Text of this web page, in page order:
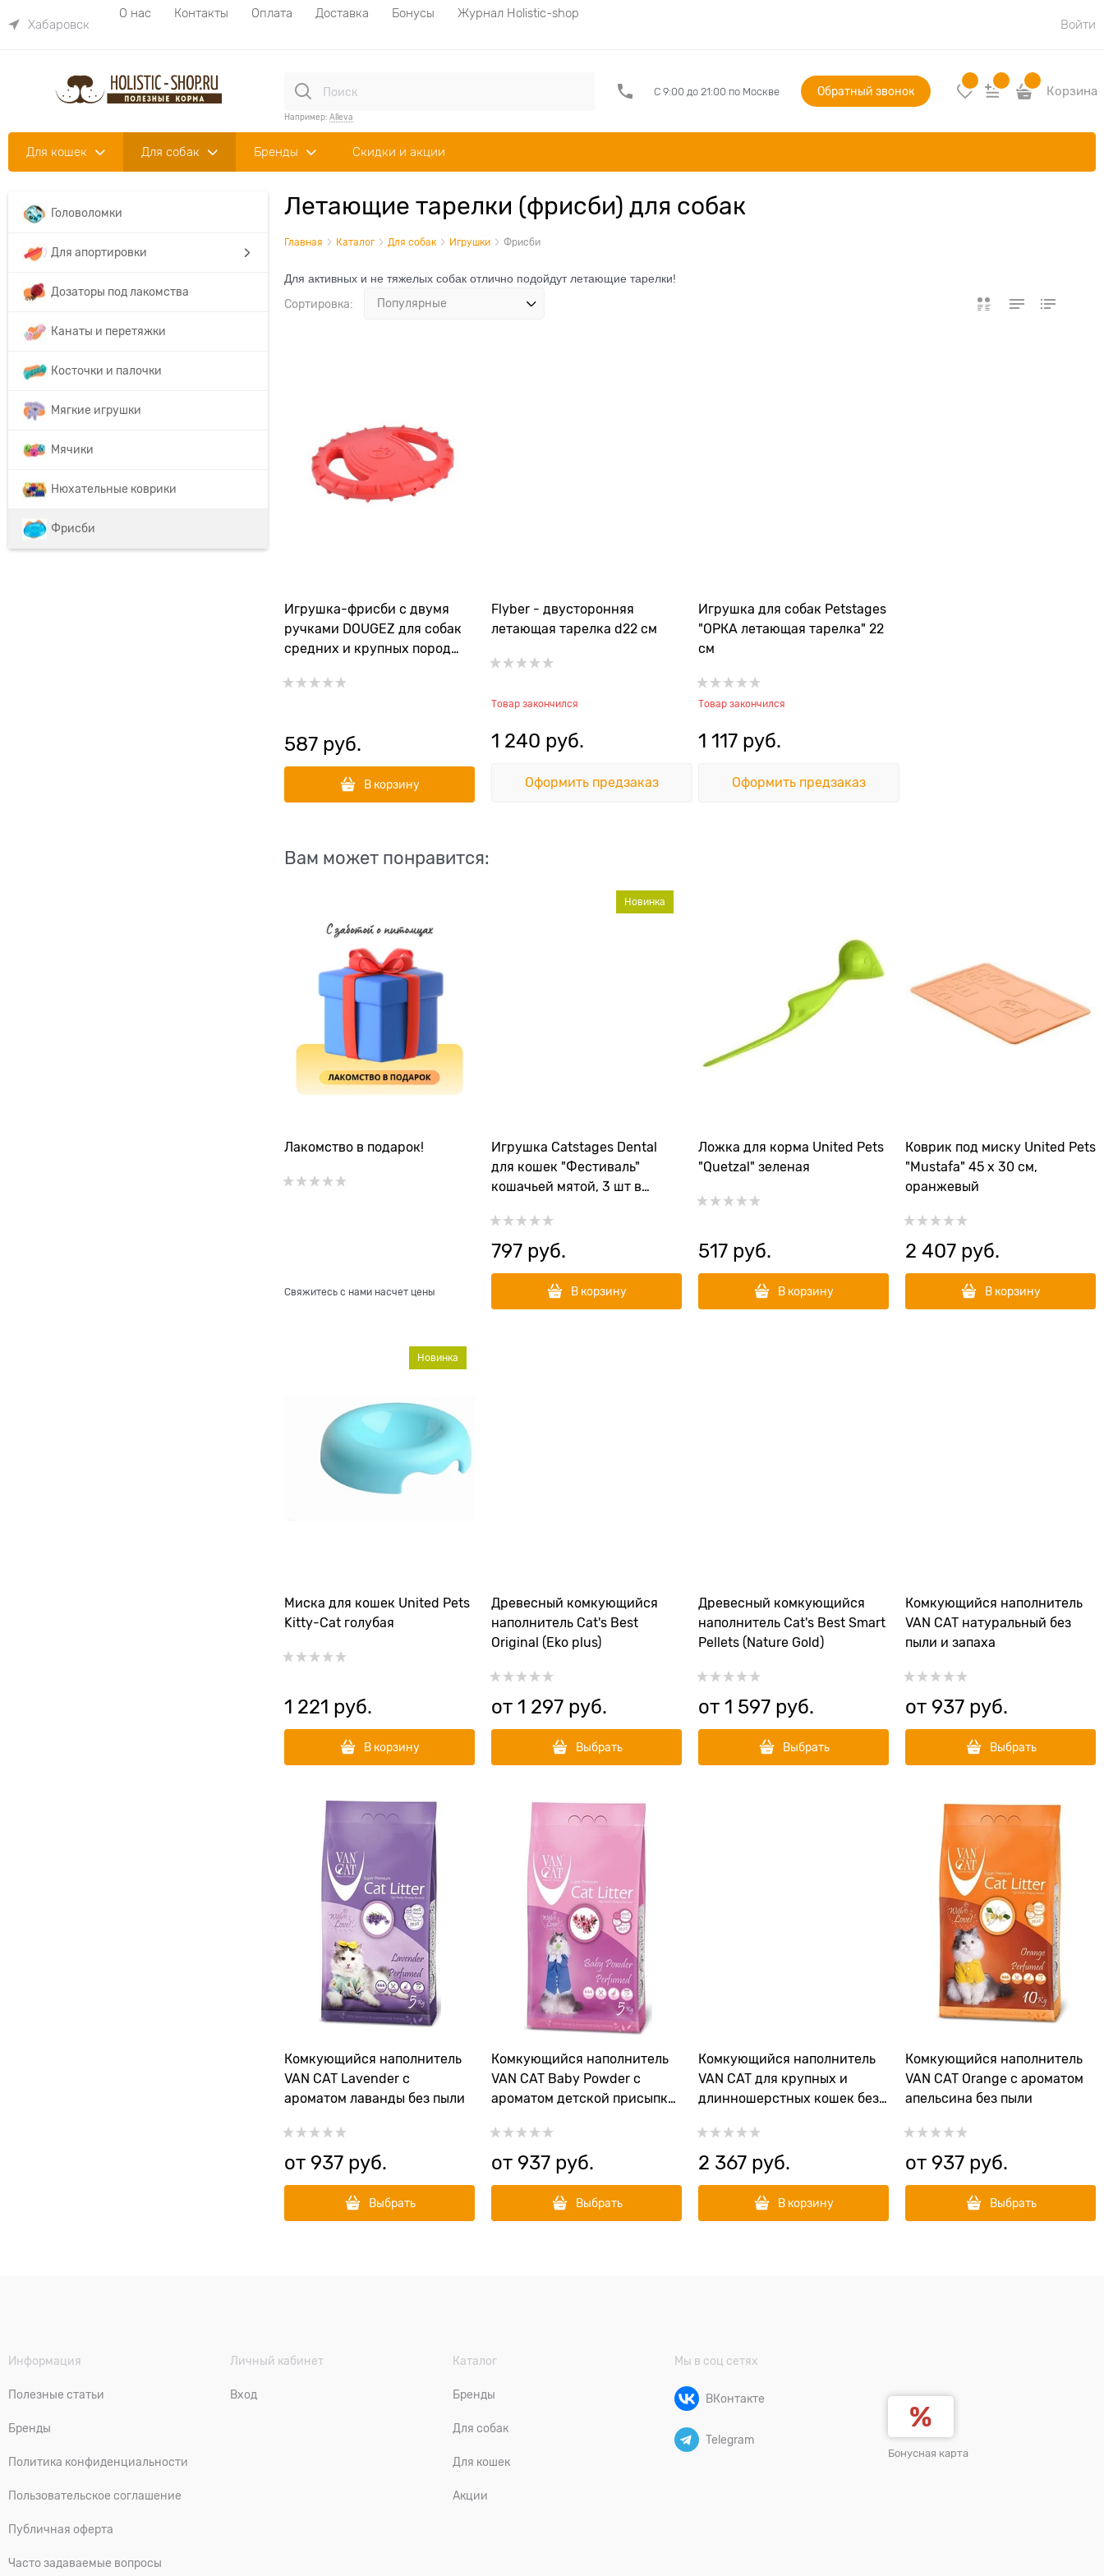
Хабаровск
О нас Контакты Оплата Доставка Бонусы
Журнал Holistic-shop
Войти
Например: Alleva
С 9:00 до 21:00 по Москве Обратный звонок Корзина
Для кошек Для собак Бренды Скидки и акции
Головоломки
Для апортировки
Дозаторы под лакомства
Канаты и перетяжки
Косточки и палочки
Мягкие игрушки
Мячики
Нюхательные коврики
Фрисби
Летающие тарелки (фрисби) для собак
Главная Каталог Для собак Игрушки Фрисби
Для активных и не тяжелых собак отлично подойдут летающие тарелки!
Сортировка:
Игрушка-фрисби с двумя
ручками DOUGEZ для собак
средних и крупных пород
прочности диаметр 20 см
587 руб.
В корзину
Flyber - двусторонняя
летающая тарелка d22 см
Товар закончился
1 240 руб.
Оформить предзаказ
Игрушка для собак Petstages
"ОРКА летающая тарелка" 22
см
Товар закончился
1 117 руб.
Оформить предзаказ
Вам может понравится:
Лакомство в подарок!
Свяжитесь с нами насчет цены
Игрушка Catstages Dental
для кошек "Фестиваль"
кошачьей мятой, 3 шт в
Новинка
797 руб.
В корзину
Ложка для корма United Pets
"Quetzal" зеленая
517 руб.
В корзину
Коврик под миску United Pets
"Mustafa" 45 х 30 см,
оранжевый
2 407 руб.
В корзину
Миска для кошек United Pets
Kitty-Cat голубая
Новинка
1 221 руб.
В корзину
Древесный комкующийся
наполнитель Cat's Best
Original (Eko plus)
от 1 297 руб.
Выбрать
Древесный комкующийся
наполнитель Cat's Best Smart
Pellets (Nature Gold)
от 1 597 руб.
Выбрать
Комкующийся наполнитель
VAN CAT натуральный без
пыли и запаха
от 937 руб.
Выбрать
Комкующийся наполнитель
VAN CAT Lavender с
ароматом лаванды без пыли
от 937 руб.
Выбрать
Комкующийся наполнитель
VAN CAT Baby Powder с
ароматом детской присыпки
от 937 руб.
Выбрать
Комкующийся наполнитель
VAN CAT для крупных и
длинношерстных кошек без
2 367 руб.
В корзину
Комкующийся наполнитель
VAN CAT Orange с ароматом
апельсина без пыли
от 937 руб.
Выбрать
Информация
Полезные статьи
Бренды
Политика конфиденциальности
Пользовательское соглашение
Публичная оферта
Часто задаваемые вопросы
Личный кабинет
Вход
Каталог
Бренды
Для собак
Для кошек
Акции
Мы в соц сетях
ВКонтакте
Telegram
Бонусная карта